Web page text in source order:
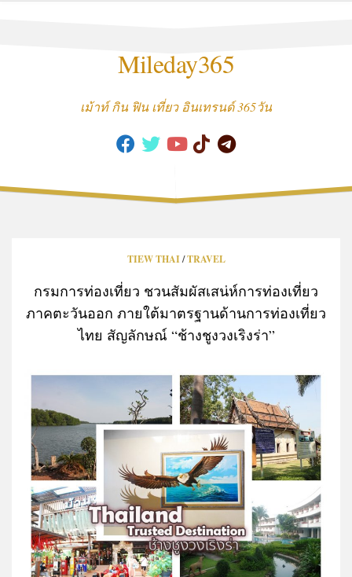
Mileday365
เม้าท์ กิน ฟิน เที่ยว อินเทรนด์ 365วัน
TIEW THAI/TRAVEL
กรมการท่องเที่ยว ชวนสัมผัสเสน่ห์การท่องเที่ยว
ภาคตะวันออก ภายใต้มาตรฐานด้านการท่องเที่ยว
ไทย สัญลักษณ์ “ช้างชูงวงเริงร่า”